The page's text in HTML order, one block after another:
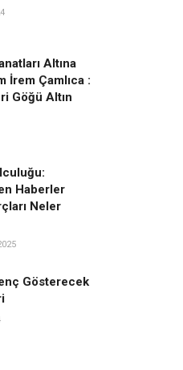
Altına
İrem Çamlıca :
Göğü Altın
Haberler
Neler
Gösterecek